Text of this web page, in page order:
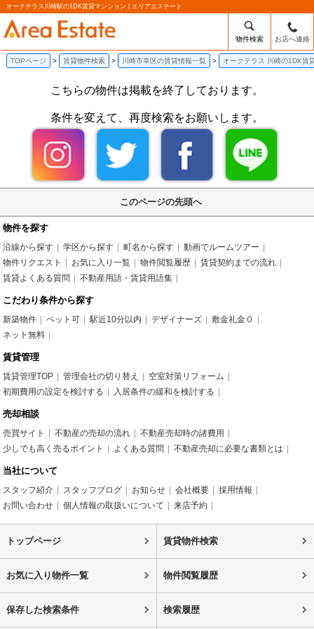
オークテラス川崎駅の1DK賃貸マンション | エリアエステート
物件検索 お店へ連絡
TOPページ 賃貸物件検索 川崎市幸区の賃貸情報一覧 オークテラス 川崎の1DK賃
こちらの物件は掲載を終了しております。
条件を変えて、再度検索をお願いします。
このページの先頭へ
物件を探す
沿線から探す 学区から探す 町名から探す
動画でルームツアー
物件リクエスト
お気に入り一覧 物件閲覧履歴
賃貸契約までの流れ
賃貸よくある質問
不動産用語・賃貸用語集
こだわり条件から探す
新築物件 ペット可 駅近10分以内 デザイナーズ
敷金礼金０
ネット無料
賃貸管理
賃貸管理TOP 管理会社の切り替え
空室対策リフォーム
初期費用の設定を検討する
入居条件の緩和を検討する
売却相談
売買サイト 不動産の売却の流れ
不動産売却時の諸費用
少しでも高く売るポイント
よくある質問 不動産売却に必要な書類とは
当社について
スタッフ紹介 スタッフブログ お知らせ 会社概要
採用情報
お問い合わせ
個人情報の取扱いについて 来店予約
トップページ 賃貸物件検索
お気に入り物件一覧 物件閲覧履歴
保存した検索条件 検索履歴